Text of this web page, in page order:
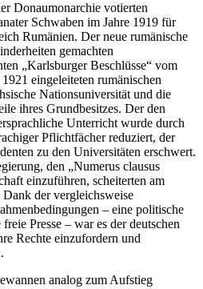
Donaumonarchie votierten
Schwaben im Jahre 1919 für
Rumänien. Der neue rumänische
gemachten
„Karlsburger Beschlüsse“ vom
eingeleiteten rumänischen
Nationsuniversität und die
ihres Grundbesitzes. Der den
Unterricht wurde durch
Pflichtfächer reduziert, der
zu den Universitäten erschwert.
den „Numerus clausus
einzuführen, scheiterten am
der vergleichsweise
– eine politische
Presse – war es der deutschen
Rechte einzufordern und
analog zum Aufstieg